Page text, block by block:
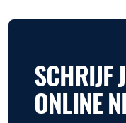
SCHRIJF
ONLINE